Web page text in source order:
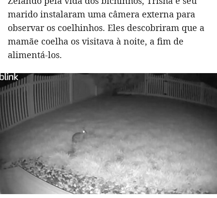
marido instalaram uma câmera externa para
observar os coelhinhos. Eles descobriram que a
mamãe coelha os visitava à noite, a fim de
alimentá-los.